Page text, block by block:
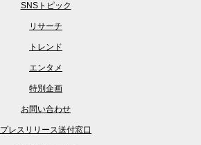
SNSトピック
リサーチ
トレンド
エンタメ
特別企画
お問い合わせ
プレスリリース送付窓口